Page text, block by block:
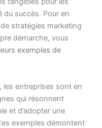
succès. Pour en
stratégies marketing
démarche, vous
exemples de
les entreprises sont en
qui résonnent
et d’adopter une
exemples démontent